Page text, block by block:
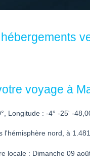
voyage à
Longitude : -4° -25' -
l'hémisphère nord, à
locale : Dimanche 09